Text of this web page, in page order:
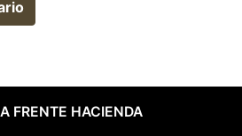
FRENTE HACIENDA